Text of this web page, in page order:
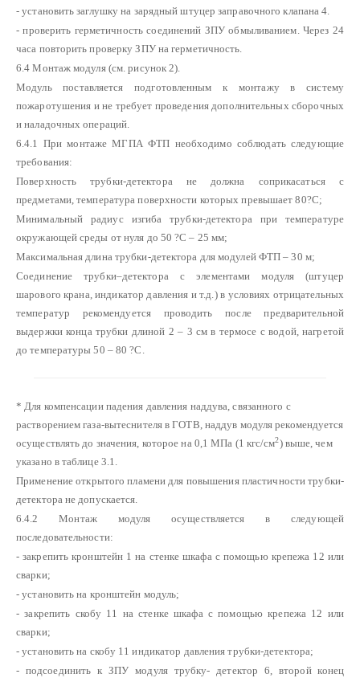
- установить заглушку на зарядный штуцер заправочного клапана 4.
- проверить герметичность соединений ЗПУ обмыливанием. Через 24
часа повторить проверку ЗПУ на герметичность.
6.4 Монтаж модуля (см. рисунок 2).
Модуль поставляется подготовленным к монтажу в систему
пожаротушения и не требует проведения дополнительных сборочных
и наладочных операций.
6.4.1 При монтаже МГПА ФТП необходимо соблюдать следующие
требования:
Поверхность трубки-детектора не должна соприкасаться с
предметами, температура поверхности которых превышает 80?С;
Минимальный радиус изгиба трубки-детектора при температуре
окружающей среды от нуля до 50 ?С – 25 мм;
Максимальная длина трубки-детектора для модулей ФТП – 30 м;
Соединение трубки–детектора с элементами модуля (штуцер
шарового крана, индикатор давления и т.д.) в условиях отрицательных
температур рекомендуется проводить после предварительной
выдержки конца трубки длиной 2 – 3 см в термосе с водой, нагретой
до температуры 50 – 80 ?С.
* Для компенсации падения давления наддува, связанного с
растворением газа-вытеснителя в ГОТВ, наддув модуля рекомендуется
осуществлять до значения, которое на 0,1 МПа (1 кгс/см2) выше, чем
указано в таблице 3.1.
Применение открытого пламени для повышения пластичности трубки-
детектора не допускается.
6.4.2 Монтаж модуля осуществляется в следующей
последовательности:
- закрепить кронштейн 1 на стенке шкафа с помощью крепежа 12 или
сварки;
- установить на кронштейн модуль;
- закрепить скобу 11 на стенке шкафа с помощью крепежа 12 или
сварки;
- установить на скобу 11 индикатор давления трубки-детектора;
- подсоединить к ЗПУ модуля трубку- детектор 6, второй конец